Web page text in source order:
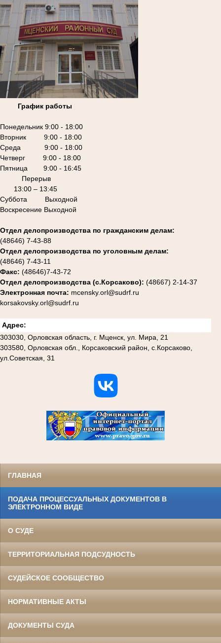
График работы
Понедельник 9:00 - 18:00
Вторник 9:00 - 18:00
Среда 9:00 - 18:00
Четверг 9:00 - 18:00
Пятница 9:00 - 16:45
Перерыв
13:00 – 13:45
Суббота Выходной
Воскресение Выходной
Отдел делопроизводства по гражданским делам:
(48646) 7-43-88
Отдел делопроизводства по уголовным делам:
(48646) 7-43-11
Факс: (48646)7-43-72
Отдел делопроизводства (с.Корсаково): (48667) 2-14-37
Электронная почта: mcensky.orl@sudrf.ru
korsakovsky.orl@sudrf.ru
Адрес:
303030, Орловская область, г. Мценск, ул. Мира, 21
303580, Орловская обл., Корсаковский район, с.Корсаково,
ул.Советская, 31
ГЛАВНАЯ
ПОДАЧА ПРОЦЕССУАЛЬНЫХ ДОКУМЕНТОВ В
ЭЛЕКТРОННОМ ВИДЕ
О СУДЕ
ТЕРРИТОРИАЛЬНАЯ ПОДСУДНОСТЬ
СУДЕЙСКОЕ СООБЩЕСТВО
НОРМАТИВНЫЕ АКТЫ
ДОКУМЕНТЫ СУДА